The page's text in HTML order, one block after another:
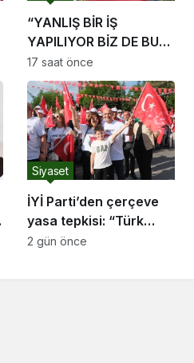
“YANLIŞ BİR İŞ
YAPILIYOR BİZ DE BU
YANLIŞ İŞ KARŞISINDA
TÜRK MİLLETİNİ
UYARMAYA DEVAM
EDECEĞİZ”
17 saat önce
İYİ Parti’den çerçeve
yasa tepkisi: “Türk
milletine hesap
Siyaset
2 gün önce